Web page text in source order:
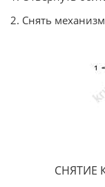
2. Снять
СНЯТИЕ